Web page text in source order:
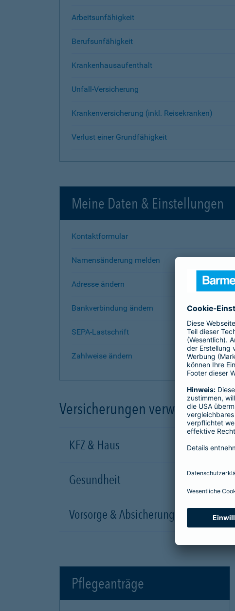
Arbeitsunfähigkeit
Berufsunfähigkeit
Krankenhausaufenthalt
Unfall-Versicherung
Krankenversicherung (inkl. Reisekranken)
Verlust einer Grundfähigkeit
Meine Daten & Einstellungen
Kontaktformular
Namensänderung melden
Adresse ändern
Bankverbindung ändern
SEPA-Lastschrift
Zahlweise ändern
Versicherungen verwalten
KFZ & Haus
Gesundheit
Vorsorge & Absicherung
Pflegeanträge